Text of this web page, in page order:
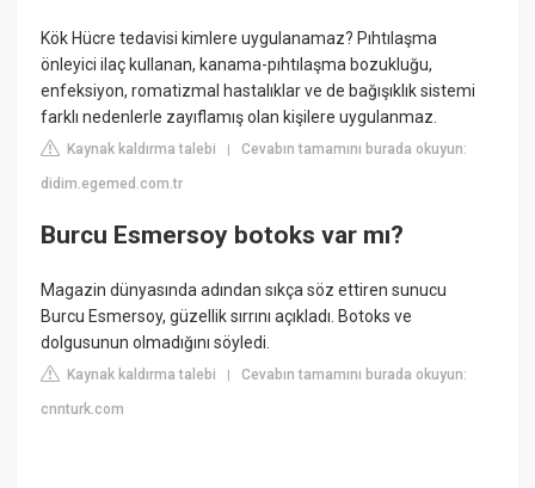
Kök Hücre tedavisi kimlere uygulanamaz? Pıhtılaşma
önleyici ilaç kullanan, kanama-pıhtılaşma bozukluğu,
enfeksiyon, romatizmal hastalıklar ve de bağışıklık sistemi
farklı nedenlerle zayıflamış olan kişilere uygulanmaz.
Kaynak kaldırma talebi |Cevabın tamamını burada okuyun:
didim.egemed.com.tr
Burcu Esmersoy botoks var mı?
Magazin dünyasında adından sıkça söz ettiren sunucu
Burcu Esmersoy, güzellik sırrını açıkladı. Botoks ve
dolgusunun olmadığını söyledi.
Kaynak kaldırma talebi |Cevabın tamamını burada okuyun:
cnnturk.com